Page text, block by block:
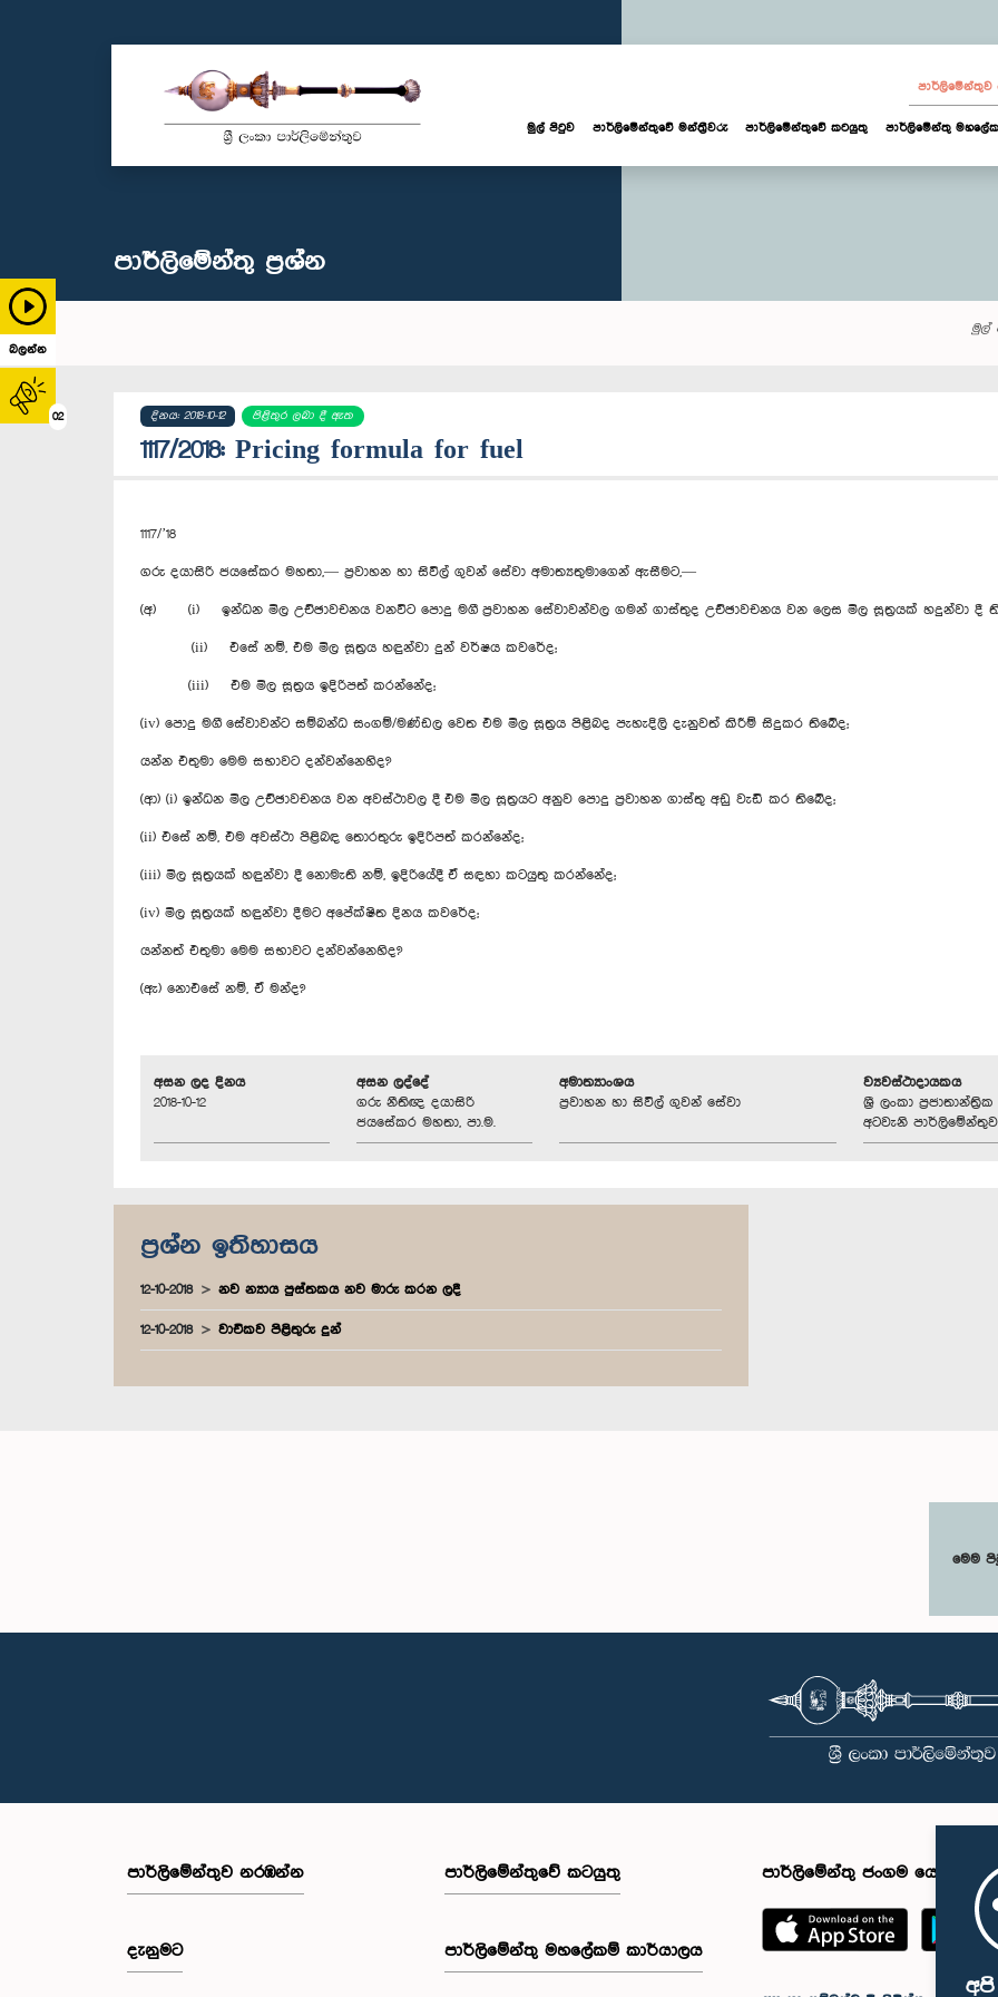
බලන්න
02
පාර්ලි‌මේන්තුව
මුල් පිටුව පාර්ලි‌මේන්තුවේ මන්ත්‍රීවරු පාර්ලිමේන්තුවේ කටයුතු පාර්ලිමේන්තු
පාර්ලි‌මේන්තු‌ ප්‍රශ්න
මුල්
දිනය: 2018-10-12 පිළිතුර ලබා දී ඇත
1117/2018: Pricing formula for fuel
1117/’18
ගරු දයාසිරි ජයසේකර මහතා,— ප්‍රවාහන හා සිවිල් ගුවන් සේවා අමාත්‍යතුමාගෙන් ඇසීමට,—
(අ) (i) ඉන්ධන මිල උච්ඡාවචනය වනවිට පොදු මගී ප්‍රවාහන සේවාවන්වල ගමන් ගාස්තුද උච්ඡාවචනය වන ලෙස මිල සූත්‍රයක් හදුන්වා දී
(ii) එසේ නම්, එම මිල සූත්‍රය හඳුන්වා දුන් වර්ෂය කවරේද;
(iii) එම මිල සූත්‍රය ඉදිරිපත් කරන්නේද;
(iv) පොදු මගී සේවාවන්ට සම්බන්ධ සංගම්/මණ්ඩල වෙත එම මිල සූත්‍රය පිළිබද පැහැදිලි දැනුවත් කිරීම් සිදුකර තිබේද;
යන්න එතුමා මෙම සභාවට දන්වන්නෙහිද?
(ආ) (i) ඉන්ධන මිල උච්ඡාවචනය වන අවස්ථාවල දී එම මිල සූත්‍රයට අනුව පොදු ප්‍රවාහන ගාස්තු අඩු වැඩි කර තිබේද;
(ii) එසේ නම්, එම අවස්ථා පිළිබඳ තොරතුරු ඉදිරිපත් කරන්නේද;
(iii) මිල සූත්‍රයක් හඳුන්වා දී නොමැති නම්, ඉදිරියේදී ඒ සඳහා කටයුතු කරන්නේද;
(iv) මිල සූත්‍රයක් හඳුන්වා දීමට අපේක්ෂිත දිනය කවරේද;
යන්නත් එතුමා මෙම සභාවට දන්වන්නෙහිද?
(ඇ) නොඑසේ නම්, ඒ මන්ද?
අසන ලද දිනය
2018-10-12
අසන ලද්දේ
ගරු නීතිඥ දයාසිරි
ජයසේකර මහතා, පා.ම.
අමාත්‍යාංශය
ප්‍රවාහන හා සිවිල් ගුවන් සේවා
ව්‍යවස්ථාදායකය
ශ්‍රී ලංකා
අටවැනි පාර්ලිමේන්තුව
ප්‍රශ්න ඉතිහාසය
12-10-2018 නව න්‍යාය පුස්තකය නව මාරු කරන ලදී
12-10-2018 වාචිකව පිළිතුරු දුන්
මෙම
පාර්ලි‌මේන්තුව නරඹන්න
දැනුමට
පාර්ලිමේන්තුවේ කටයුතු
පාර්ලිමේන්තු මහලේකම් කාර්යාලය
පාර්ලිමේන්තු ජංගම යෙදුම